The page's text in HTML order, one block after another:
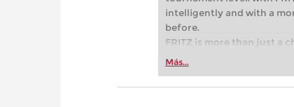
intelligently and with a
before.
FRITZ is more than just a
Whether you’re taking
more efficiently,
Más...